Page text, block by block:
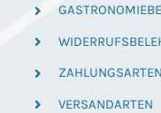
ZAHLUNGSARTEN
VERSANDARTEN